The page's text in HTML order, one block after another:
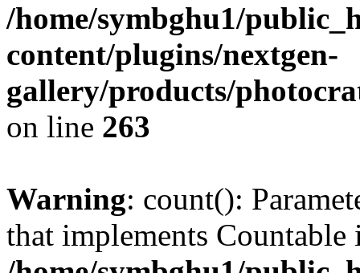
/home/symbghu1/
content/plugins/nextgen-
gallery/products/
on line 263
Warning: count():
that implements Countable